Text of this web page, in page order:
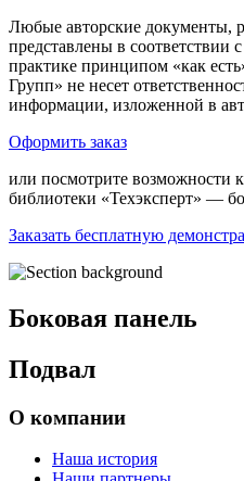
Любые авторские документы,
представлены в
практике принципом «как
Групп» не несет
информации, изложенной в
Оформить заказ
или посмотрите возможности
библиотеки «Техэксперт» —
Заказать бесплатную
Боковая панель
Подвал
О компании
Наша история